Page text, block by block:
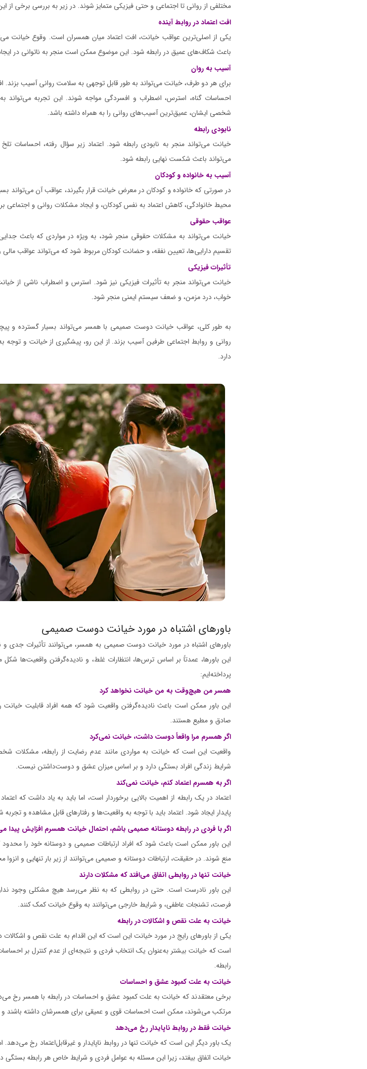
مختلفی از روانی تا اجتماعی و حتی فیزیکی متمایز شوند. در زیر به بررسی برخی از
افت اعتماد در روابط آینده
یکی از اصلی‌ترین عواقب خیانت، افت اعتماد میان همسران است. وقوع خیانت
باعث شکاف‌های عمیق در رابطه شود. این موضوع ممکن است منجر به ناتوانی در ایجاد
آسیب به روان
برای هر دو طرف، خیانت می‌تواند به طور قابل توجهی به سلامت روانی آسیب بزند.
احساسات گناه، استرس، اضطراب و افسردگی مواجه شوند. این تجربه
شخصی ایشان، عمیق‌ترین آسیب‌های روانی را به همراه داشته باشد.
نابودی رابطه
خیانت می‌تواند منجر به نابودی رابطه شود. اعتماد زیر سؤال رفته، احساسات
می‌تواند باعث شکست نهایی رابطه شود.
آسیب به خانواده و کودکان
در صورتی که خانواده و کودکان در معرض خیانت قرار بگیرند، عواقب آن می‌تواند
محیط خانوادگی، کاهش اعتماد به نفس کودکان، و ایجاد مشکلات روانی و اجتماعی
عواقب حقوقی
خیانت می‌تواند به مشکلات حقوقی منجر شود، به ویژه در مواردی که باعث
تقسیم دارایی‌ها، تعیین نفقه، و حضانت کودکان مربوط شود که می‌تواند عواقب مالی
تأثیرات فیزیکی
خیانت می‌تواند منجر به تأثیرات فیزیکی نیز شود. استرس و اضطراب ناشی از
خواب، درد مزمن، و ضعف سیستم ایمنی منجر شود.
به طور کلی، عواقب خیانت دوست صمیمی با همسر می‌تواند بسیار گسترده و
روانی و روابط اجتماعی طرفین آسیب بزند. از این رو، پیشگیری از خیانت و توجه
دارد.
باورهای اشتباه در مورد خیانت دوست صمیمی
باورهای اشتباه در مورد خیانت دوست صمیمی به همسر، می‌توانند تأثیرات جدی و
این باورها، عمدتاً بر اساس ترس‌ها، انتظارات غلط، و نادیده‌گرفتن واقعیت‌ها
پرداخته‌ایم:
همسر من هیچ‌وقت به من خیانت نخواهد کرد
این باور ممکن است باعث نادیده‌گرفتن واقعیت شود که همه افراد قابلیت خیانت
صادق و مطیع هستند.
اگر همسرم مرا واقعاً دوست داشت، خیانت نمی‌کرد
واقعیت این است که خیانت به مواردی مانند عدم رضایت از رابطه، مشکلات
شرایط زندگی افراد بستگی دارد و بر اساس میزان عشق و دوست‌داشتن نیست.
اگر به همسرم اعتماد کنم، خیانت نمی‌کند
اعتماد در یک رابطه از اهمیت بالایی برخوردار است، اما باید به یاد داشت که
پایدار ایجاد شود. اعتماد باید با توجه به واقعیت‌ها و رفتارهای قابل مشاهده و تجربه
اگر با فردی در رابطه دوستانه صمیمی باشم، احتمال خیانت همسرم افزایش پیدا
این باور ممکن است باعث شود که افراد ارتباطات صمیمی و دوستانه خود را محدود
منع شوند. در حقیقت، ارتباطات دوستانه و صمیمی می‌توانند از زیر بار تنهایی و
خیانت تنها در روابطی اتفاق می‌افتد که مشکلات دارند
این باور نادرست است. حتی در روابطی که به نظر می‌رسد هیچ مشکلی وجود
فرصت، تشنجات عاطفی، و شرایط خارجی می‌توانند به وقوع خیانت کمک کنند.
خیانت به علت نقص و اشکالات در رابطه
یکی از باورهای رایج در مورد خیانت این است که این اقدام به علت نقص و اشکالات
است که خیانت بیشتر به‌عنوان یک انتخاب فردی و نتیجه‌ای از عدم کنترل بر
رابطه.
خیانت به علت کمبود عشق و احساسات
برخی معتقدند که خیانت به علت کمبود عشق و احساسات در رابطه با همسر رخ
مرتکب می‌شوند، ممکن است احساسات قوی و عمیقی برای همسرشان داشته باشند و
خیانت فقط در روابط ناپایدار رخ می‌دهد
یک باور دیگر این است که خیانت تنها در روابط ناپایدار و غیرقابل‌اعتماد رخ
خیانت اتفاق بیفتد، زیرا این مسئله به عوامل فردی و شرایط خاص هر رابطه بستگی